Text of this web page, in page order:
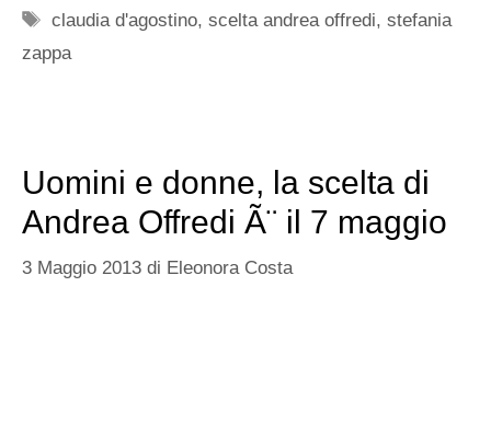
Tag
claudia d'agostino,scelta andrea offredi,stefania
zappa
Uomini e donne, la scelta di
Andrea Offredi Ã¨ il 7 maggio
3 Maggio 2013 di Eleonora Costa